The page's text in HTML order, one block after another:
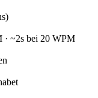
· ~2s bei 20 WPM